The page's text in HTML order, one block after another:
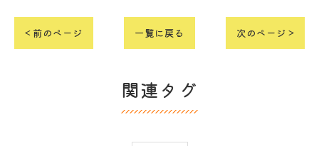
< 前のページ 一覧に戻る 次のページ >
関連タグ